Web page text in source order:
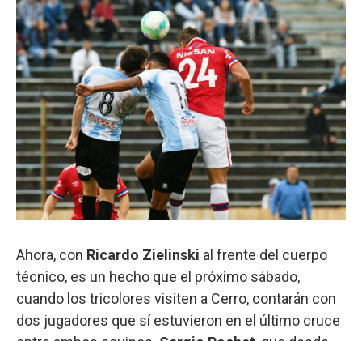
Ahora, con Ricardo Zielinski al frente del cuerpo
técnico, es un hecho que el próximo sábado,
cuando los tricolores visiten a Cerro, contarán con
dos jugadores que sí estuvieron en el último cruce